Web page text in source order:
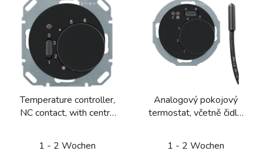
Temperature controller,
NC contact, with centre
Berker 1930/R. Classic
1 - 2 Wochen
Analogový pokojový
termostat, včetně čidla,
černá, lesk
1 - 2 Wochen